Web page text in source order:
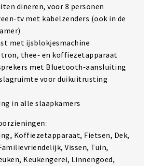
dineren, voor 8 personen
tv met kabelzenders (ook in de
met ijsblokjesmachine
thee- en koffiezetapparaat
met Bluetooth-aansluiting
voor duikuitrusting
in alle slaapkamers
Koffiezetapparaat, Fietsen, Dek,
Vissen, Tuin,
Keukengerei, Linnengoed,